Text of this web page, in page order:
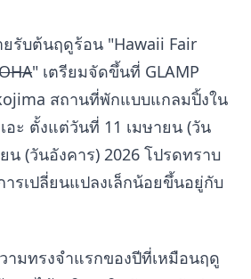
รับต้นฤดูร้อน "Hawaii Fair
" เตรียมจัดขึ้นที่ GLAMP
สถานที่พักแบบแกลมปิ้งใน
อะ ตั้งแต่วันที่ 11 เมษายน (วัน
น (วันอังคาร) 2026 โปรดทราบ
รเปลี่ยนแปลงเล็กน้อยขึ้นอยู่กับ
ามทรงจำแรกของปีที่เหมือนฤดู